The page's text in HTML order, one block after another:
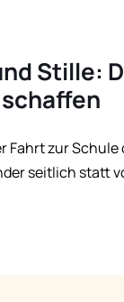
Stille:
Fahrt zur
seitlich statt